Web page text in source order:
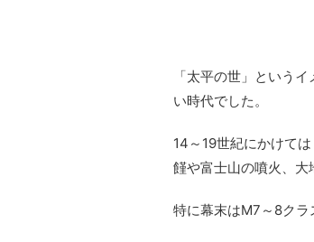
「太平の世」という
い時代でした。
14～19世紀にかけて
饉や富士山の噴火、大
特に幕末はM7～8クラ